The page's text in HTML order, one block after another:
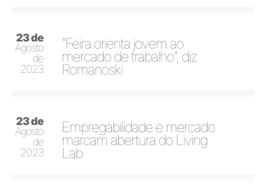
23 de
Agosto
de
2023
"Feira orienta jovem ao
mercado de trabalho", diz
Romanoski
23 de
Agosto
de
2023
Empregabilidade e mercado
marcam abertura do Living
Lab